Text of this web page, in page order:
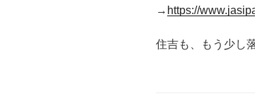
→ https://
住吉も、もう少し